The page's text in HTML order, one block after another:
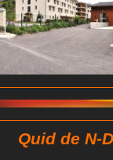
Quid de N-